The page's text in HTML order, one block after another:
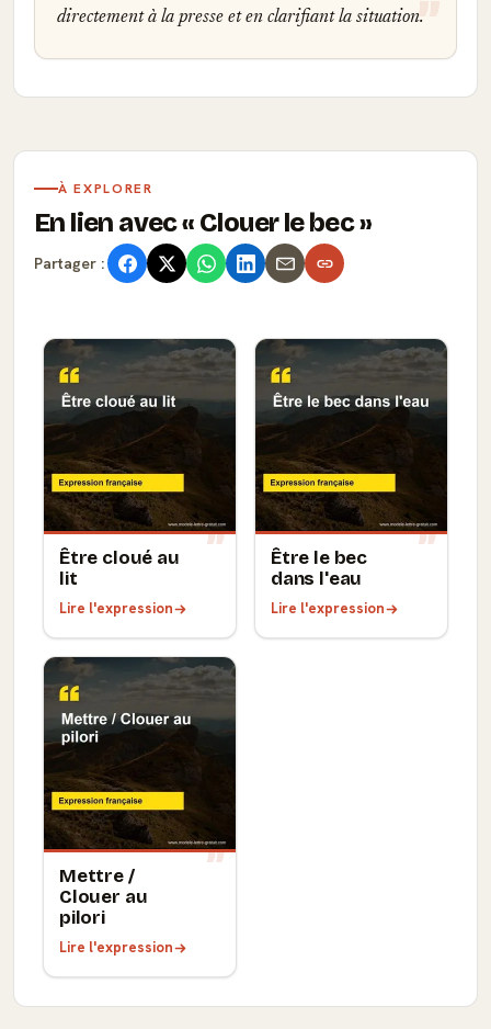
directement à la presse et en clarifiant la situation.
À EXPLORER
En lien avec Clouer le bec
Partager :
Être cloué au
lit
Lire l'expression
Être le bec
dans l'eau
Lire l'expression
Mettre /
Clouer au
pilori
Lire l'expression